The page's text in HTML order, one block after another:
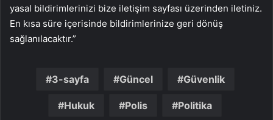
yasal bildirimlerinizi bize iletişim sayfası üzerinden iletiniz.
En kısa süre içerisinde bildirimlerinize geri dönüş
sağlanılacaktır.”
3-sayfa Güncel Güvenlik
Hukuk Polis Politika